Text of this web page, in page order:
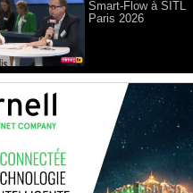
Smart-Flow à SITL
Paris 2026